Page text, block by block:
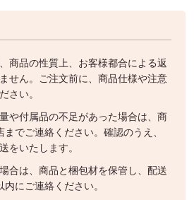
商品の性質上、お客様都合による返
せん。ご注文前に、商品仕様や注意
さい。
や付属品の不足があった場合は、商
でご連絡ください。確認のうえ、
をいたします。
合は、商品と梱包材を保管し、配送
にご連絡ください。